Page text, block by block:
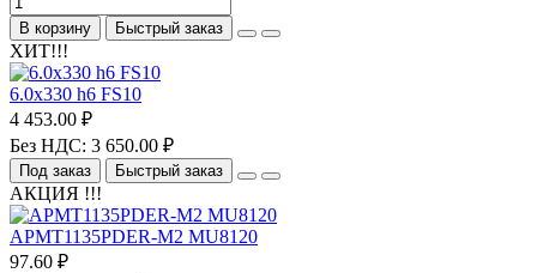
В корзину Быстрый заказ
ХИТ!!!
6.0х330 h6 FS10
4 453.00 ₽
Без НДС: 3 650.00 ₽
Под заказ Быстрый заказ
АКЦИЯ !!!
APMT1135PDER-M2 MU8120
97.60 ₽